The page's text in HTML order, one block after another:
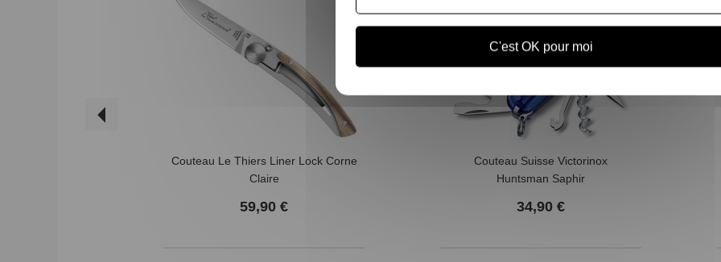
Couteau Le Thiers Liner Lock Corne
Claire
59,90 €
Couteau Suisse Victorinox
Huntsman Saphir
34,90 €
C'est OK pour moi